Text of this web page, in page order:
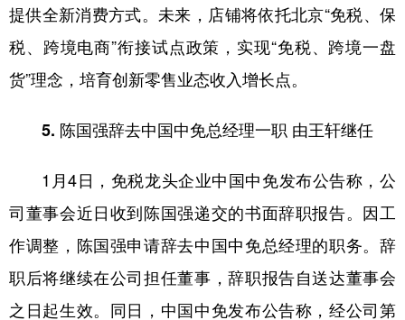
提供全新消费方式。未来，店铺将依托北京“免税、保
税、跨境电商”衔接试点政策，实现“免税、跨境一盘
货”理念，培育创新零售业态收入增长点。
5. 陈国强辞去中国中免总经理一职 由王轩继任
1月4日，免税龙头企业中国中免发布公告称，公
司董事会近日收到陈国强递交的书面辞职报告。因工
作调整，陈国强申请辞去中国中免总经理的职务。辞
职后将继续在公司担任董事，辞职报告自送达董事会
之日起生效。同日，中国中免发布公告称，经公司第